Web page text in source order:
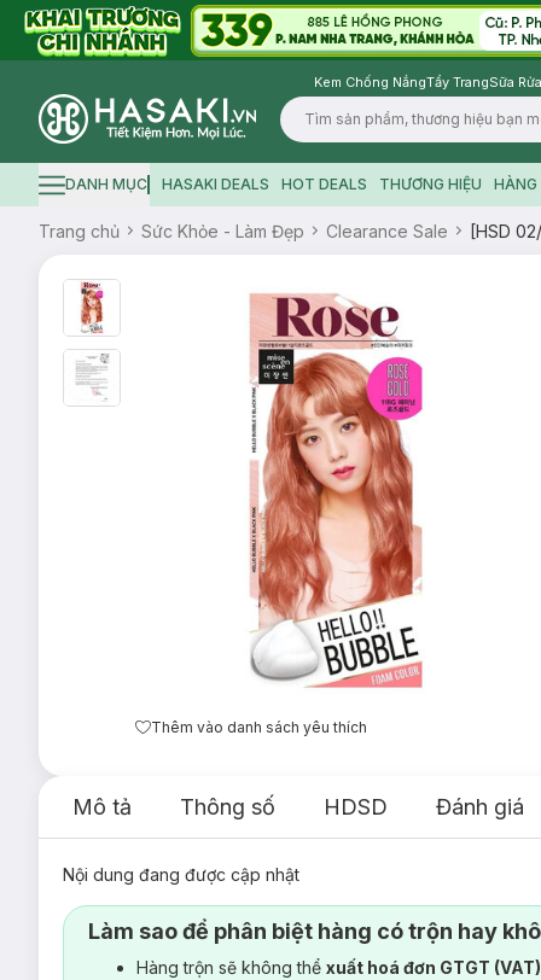
Kem Chống NắngTẩy TrangSữa
Logo
Hamburger icon
DANH MỤC HASAKI DEALS HOT DEALS THƯƠNG HIỆU HÀNG
Trang chủ Sức Khỏe - Làm Đẹp Clearance Sale [HSD
Thêm vào danh sách yêu thích
Mô tả Thông số HDSD Đánh giá
Nội dung đang được cập nhật
Làm sao để phân biệt hàng có trộn hay
Hàng trộn sẽ không thể xuất hoá đơn GTGT